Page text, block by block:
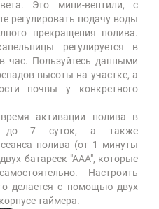
Это мини-вентили, с
регулировать подачу воды
прекращения полива.
регулируется в
час. Пользуйтесь данными
высоты на участке, а
почвы у конкретного
активации полива в
до 7 суток, а также
полива (от 1 минуты
батареек "ААА", которые
Настроить
делается с помощью двух
таймера.